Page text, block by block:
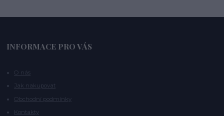
INFORMACE PRO VÁS
O nás
Jak nakupovat
Obchodní podmínky
Kontakty